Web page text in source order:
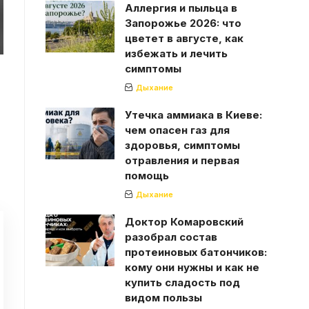
Аллергия и пыльца в
Запорожье 2026: что
цветет в августе, как
избежать и лечить
симптомы
Дыхание
Утечка аммиака в Киеве:
чем опасен газ для
здоровья, симптомы
отравления и первая
помощь
Дыхание
Доктор Комаровский
разобрал состав
протеиновых батончиков:
кому они нужны и как не
купить сладость под
видом пользы